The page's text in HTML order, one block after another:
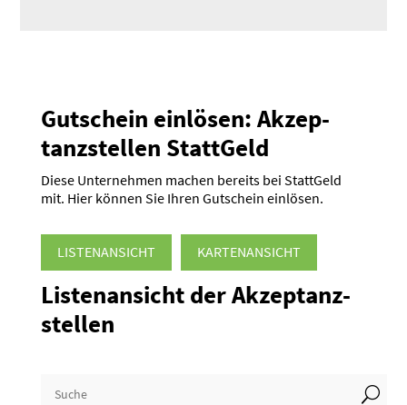
Gutschein einlösen: Akzep­
tanz­stellen StattGeld
Diese Unter­nehmen machen bereits bei StattGeld
mit. Hier können Sie Ihren Gutschein einlösen.
LISTEN­AN­SICHT KARTEN­AN­SICHT
Listen­an­sicht der Akzep­tanz­
stellen
U